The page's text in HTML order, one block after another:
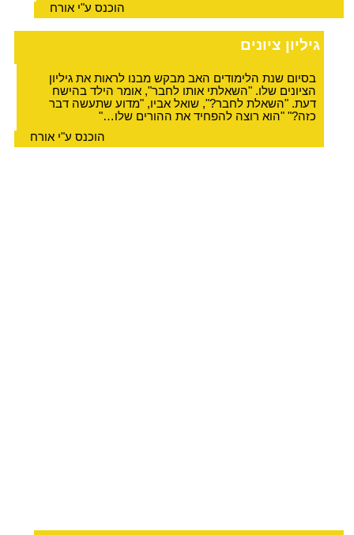
הוכנס ע"י אורח
גיליון ציונים
בסיום שנת הלימודים האב מבקש מבנו לראות את גיליון
הציונים שלו. "השאלתי אותו לחבר", אומר הילד בהישח
דעת. "השאלת לחבר?", שואל אביו, "מדוע שתעשה דבר
כזה?" "הוא רוצה להפחיד את ההורים שלו…"
הוכנס ע"י אורח